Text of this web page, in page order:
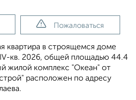
Пожаловаться
квартира в строящемся доме
кв. 2026, общей площадью 44.4
жилой комплекс "Океан" от
расположен по адресу